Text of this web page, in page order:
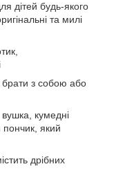
дітей будь-якого
та милі
з собою або
вушка, кумедні
пончик, який
дрібних